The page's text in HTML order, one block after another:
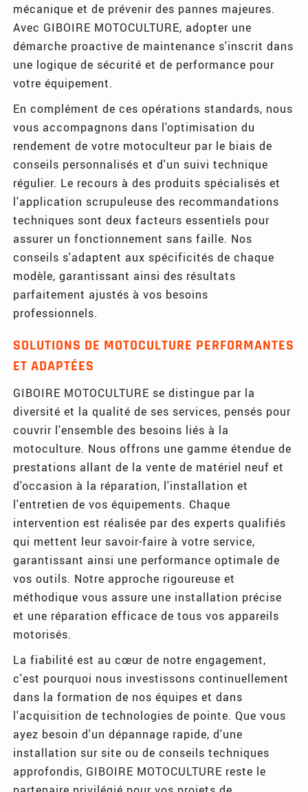
mécanique et de prévenir des pannes majeures.
Avec GIBOIRE MOTOCULTURE, adopter une
démarche proactive de maintenance s'inscrit dans
une logique de sécurité et de performance pour
votre équipement.
En complément de ces opérations standards, nous
vous accompagnons dans l'optimisation du
rendement de votre motoculteur par le biais de
conseils personnalisés et d'un suivi technique
régulier. Le recours à des produits spécialisés et
l'application scrupuleuse des recommandations
techniques sont deux facteurs essentiels pour
assurer un fonctionnement sans faille. Nos
conseils s'adaptent aux spécificités de chaque
modèle, garantissant ainsi des résultats
parfaitement ajustés à vos besoins
professionnels.
SOLUTIONS DE MOTOCULTURE PERFORMANTES
ET ADAPTÉES
GIBOIRE MOTOCULTURE se distingue par la
diversité et la qualité de ses services, pensés pour
couvrir l'ensemble des besoins liés à la
motoculture. Nous offrons une gamme étendue de
prestations allant de la vente de matériel neuf et
d'occasion à la réparation, l'installation et
l'entretien de vos équipements. Chaque
intervention est réalisée par des experts qualifiés
qui mettent leur savoir-faire à votre service,
garantissant ainsi une performance optimale de
vos outils. Notre approche rigoureuse et
méthodique vous assure une installation précise
et une réparation efficace de tous vos appareils
motorisés.
La fiabilité est au cœur de notre engagement,
c'est pourquoi nous investissons continuellement
dans la formation de nos équipes et dans
l'acquisition de technologies de pointe. Que vous
ayez besoin d'un dépannage rapide, d'une
installation sur site ou de conseils techniques
approfondis, GIBOIRE MOTOCULTURE reste le